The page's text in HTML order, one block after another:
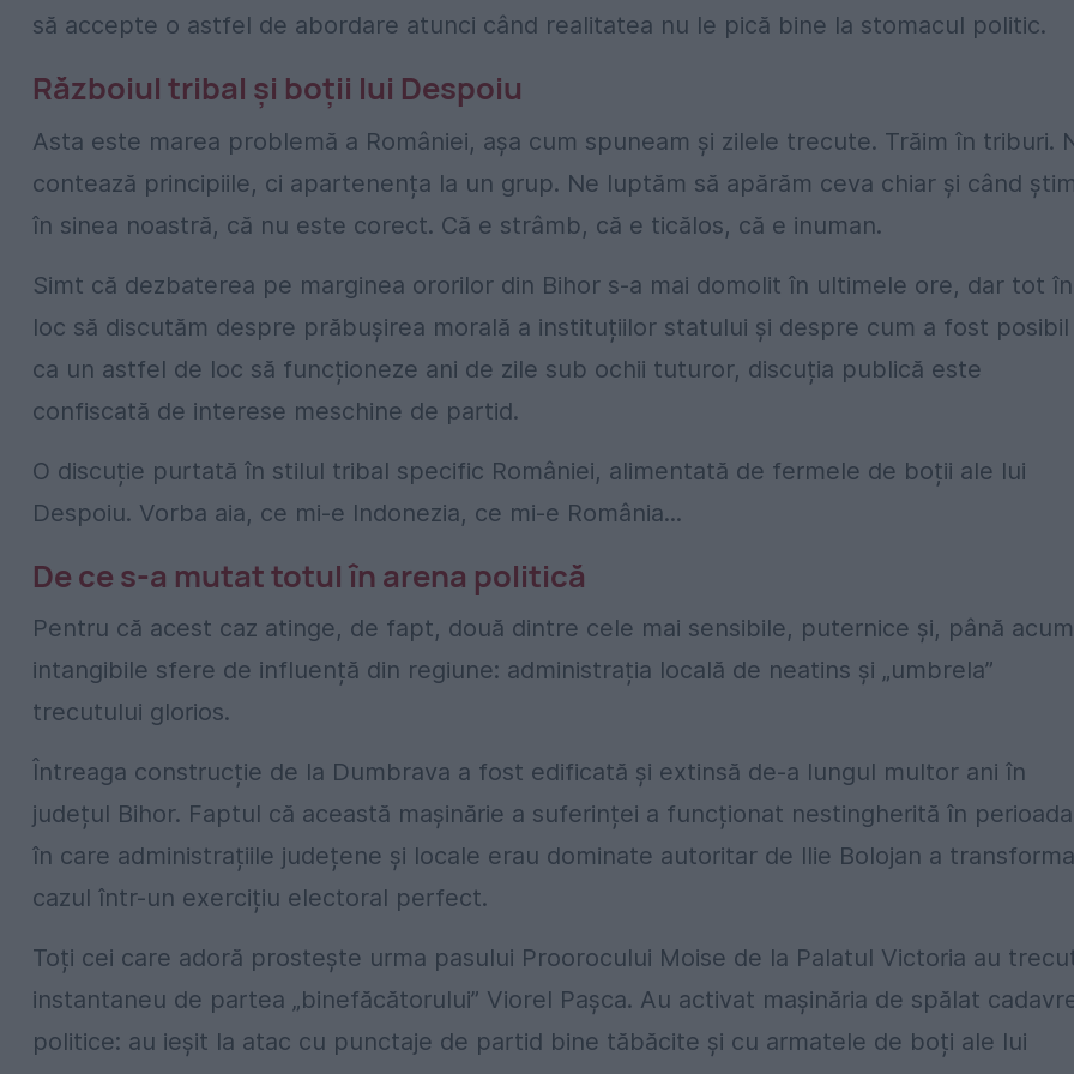
să accepte o astfel de abordare atunci când realitatea nu le pică bine la stomacul politic.
Războiul tribal și boții lui Despoiu
Asta este marea problemă a României, așa cum spuneam și zilele trecute. Trăim în triburi.
contează principiile, ci apartenența la un grup. Ne luptăm să apărăm ceva chiar și când
în sinea noastră, că nu este corect. Că e strâmb, că e ticălos, că e inuman.
Simt că dezbaterea pe marginea ororilor din Bihor s-a mai domolit în ultimele ore, dar tot în
loc să discutăm despre prăbușirea morală a instituțiilor statului și despre cum a fost posibil
ca un astfel de loc să funcționeze ani de zile sub ochii tuturor, discuția publică este
confiscată de interese meschine de partid.
O discuție purtată în stilul tribal specific României, alimentată de fermele de boții ale lui
Despoiu. Vorba aia, ce mi-e Indonezia, ce mi-e România...
De ce s-a mutat totul în arena politică
Pentru că acest caz atinge, de fapt, două dintre cele mai sensibile, puternice și, până
intangibile sfere de influență din regiune: administrația locală de neatins și „umbrela”
trecutului glorios.
Întreaga construcție de la Dumbrava a fost edificată și extinsă de-a lungul multor ani în
județul Bihor. Faptul că această mașinărie a suferinței a funcționat nestingherită în perioada
în care administrațiile județene și locale erau dominate autoritar de Ilie Bolojan a
cazul într-un exercițiu electoral perfect.
Toți cei care adoră prostește urma pasului Proorocului Moise de la Palatul Victoria au
instantaneu de partea „binefăcătorului” Viorel Pașca. Au activat mașinăria de spălat
politice: au ieșit la atac cu punctaje de partid bine tăbăcite și cu armatele de boți ale lui